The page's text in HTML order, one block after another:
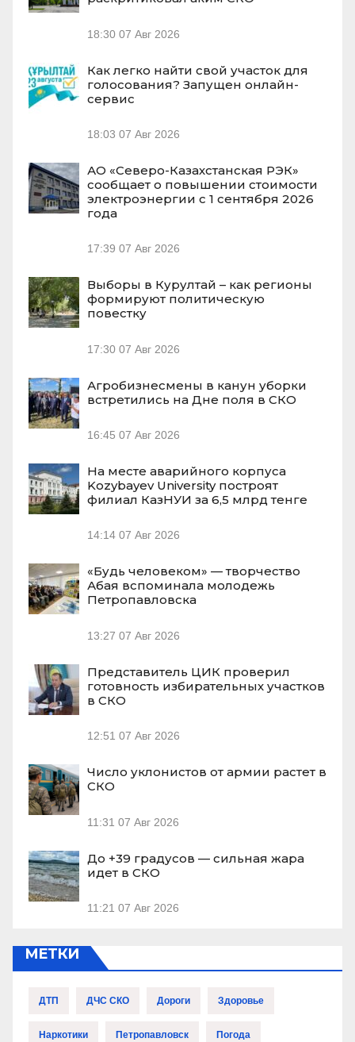
18:30 07 Авг 2026
Как легко найти свой участок для
голосования? Запущен онлайн-
сервис
18:03 07 Авг 2026
АО «Северо-Казахстанская РЭК»
сообщает о повышении стоимости
электроэнергии с 1 сентября 2026
года
17:39 07 Авг 2026
Выборы в Курултай – как регионы
формируют политическую
повестку
17:30 07 Авг 2026
Агробизнесмены в канун уборки
встретились на Дне поля в СКО
16:45 07 Авг 2026
На месте аварийного корпуса
Kozybayev University построят
филиал КазНУИ за 6,5 млрд тенге
14:14 07 Авг 2026
«Будь человеком» — творчество
Абая вспоминала молодежь
Петропавловска
13:27 07 Авг 2026
Представитель ЦИК проверил
готовность избирательных участков
в СКО
12:51 07 Авг 2026
Число уклонистов от армии растет в
СКО
11:31 07 Авг 2026
До +39 градусов — сильная жара
идет в СКО
11:21 07 Авг 2026
МЕТКИ
ДТП ДЧС СКО Дороги Здоровье
Наркотики Петропавловск Погода